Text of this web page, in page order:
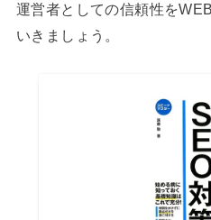
運営者としての信頼性を
いきましょう。